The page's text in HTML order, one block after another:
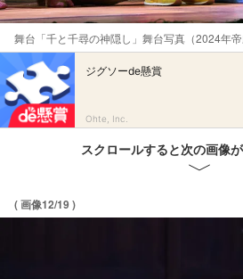
舞台「千と千尋の神隠し」舞台写真（2024年
ジグソーde懸賞
Ohte, Inc.
スクロールすると次の画像
( 画像12/19 )